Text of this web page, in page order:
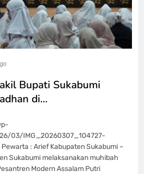
Bupati Sukabumi
di…
03/IMG_20260307_104727-
: Arief Kabupaten Sukabumi –
Sukabumi melaksanakan muhibah
Modern Assalam Putri